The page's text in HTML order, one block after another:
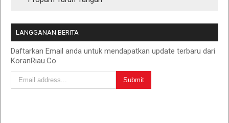
LANGGANAN BERITA
Daftarkan Email anda untuk mendapatkan update terbaru dari
KoranRiau.Co